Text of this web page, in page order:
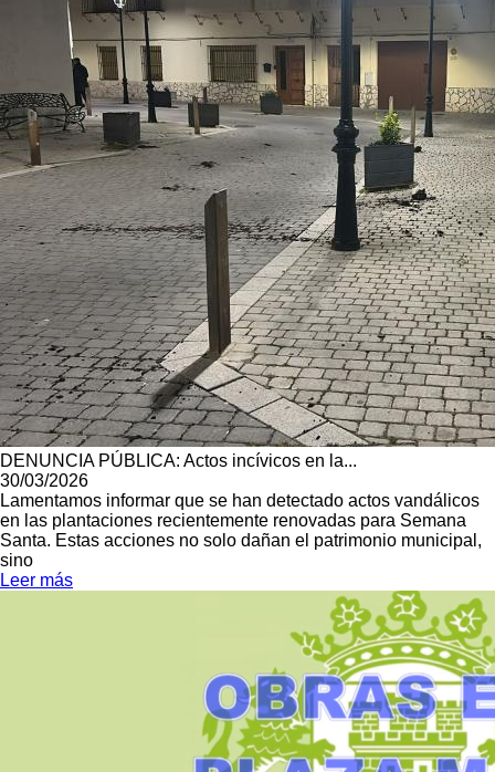
DENUNCIA PÚBLICA: Actos incívicos en la...
30/03/2026
Lamentamos informar que se han detectado actos vandálicos
en las plantaciones recientemente renovadas para Semana
Santa. Estas acciones no solo dañan el patrimonio municipal,
sino
Leer más